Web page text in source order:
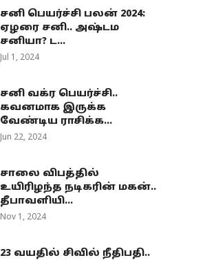
சனி பெயர்ச்சி பலன் 2024:
ஏழரை சனி.. அஷ்டம
சனியா? ட...
Jul 1, 2024
சனி வக்ர பெயர்ச்சி..
கவனமாக இருக்க
வேண்டிய ராசிக்க...
Jun 22, 2024
சாலை விபத்தில்
உயிரிழந்த நடிகரின் மகன்..
தீபாவளியி...
Nov 1, 2024
23 வயதில் சிவில் நீதிபதி..